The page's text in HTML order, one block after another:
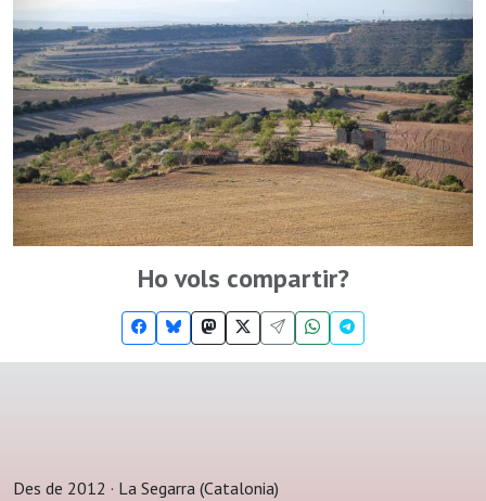
Ho vols compartir?
Des de 2012 · La Segarra (Catalonia)